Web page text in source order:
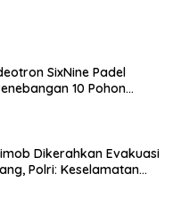
SixNine Padel
10 Pohon
Dikerahkan Evakuasi
Polri: Keselamatan